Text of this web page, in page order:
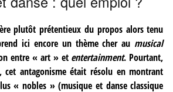
plutôt prétentieux du propos alors tenu
ici encore un thème cher au musical
entre « art » et entertainment. Pourtant,
cet antagonisme était résolu en montrant
« nobles » (musique et danse classique